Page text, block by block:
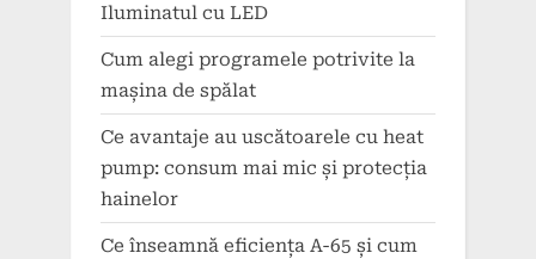
Iluminatul cu LED
Cum alegi programele potrivite la
mașina de spălat
Ce avantaje au uscătoarele cu heat
pump: consum mai mic și protecția
hainelor
Ce înseamnă eficiența A-65 și cum